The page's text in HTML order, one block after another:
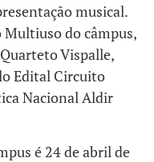
musical.
do câmpus,
Vispalle,
Edital Circuito
Nacional Aldir
é 24 de abril de